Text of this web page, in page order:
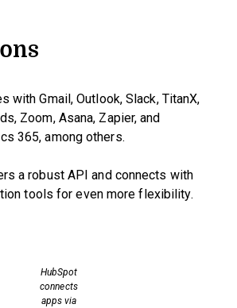
with Gmail, Outlook, Slack, TitanX,
Zoom, Asana, Zapier, and
365, among others.
a robust API and connects with
tools for even more flexibility.
HubSpot
connects
apps via